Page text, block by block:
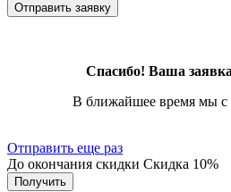
Отправить заявку
Спасибо! Ваша
В ближайшее время мы с
Отправить еще раз
До окончания скидки Скидка 10%
Получить